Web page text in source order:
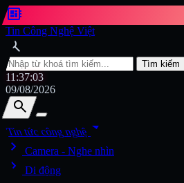
developer_board
Tin Công Nghệ Việt
search
Tìm kiếm
11:37:04
09/08/2026
search
search
Tin tức công nghệarrow_drop_down
chevron_right
Camera - Nghe nhìn
chevron_right Di động